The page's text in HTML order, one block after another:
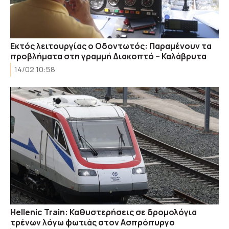
Εκτός λειτουργίας ο Οδοντωτός: Παραμένουν τα
προβλήματα στη γραμμή Διακοπτό – Καλάβρυτα
14/02 10:58
Hellenic Train: Καθυστερήσεις σε δρομολόγια
τρένων λόγω φωτιάς στον Ασπρόπυργο